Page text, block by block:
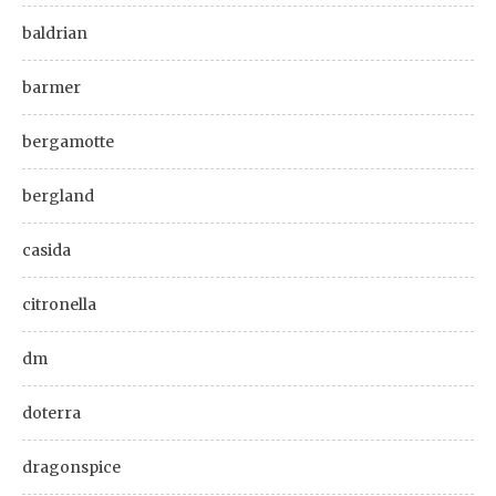
baldrian
barmer
bergamotte
bergland
casida
citronella
dm
doterra
dragonspice